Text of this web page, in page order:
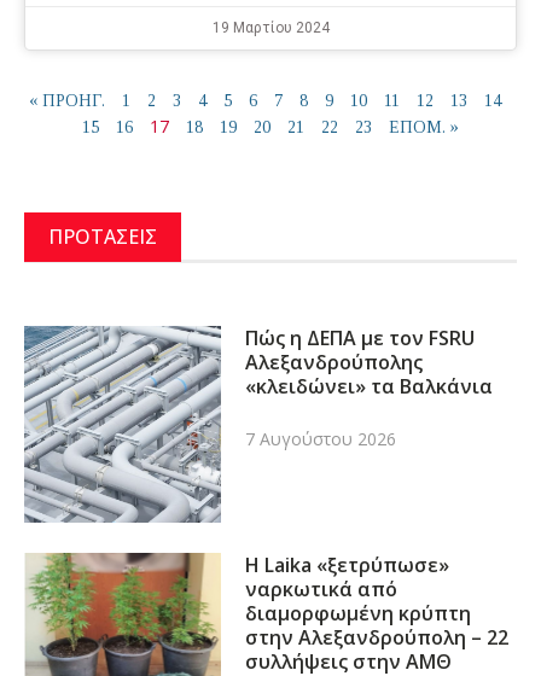
19 Μαρτίου 2024
« ΠΡΟΗΓ. 1 2 3 4 5 6 7 8 9 10 11 12 13
14
15
16 17 18 19 20 21 22 23 ΕΠΟΜ. »
ΠΡΟΤΑΣΕΙΣ
Πώς η ΔΕΠΑ με τον FSRU
Αλεξανδρούπολης
«κλειδώνει» τα Βαλκάνια
7 Αυγούστου 2026
Η Laika «ξετρύπωσε»
ναρκωτικά από
διαμορφωμένη κρύπτη
στην Αλεξανδρούπολη – 22
συλλήψεις στην ΑΜΘ